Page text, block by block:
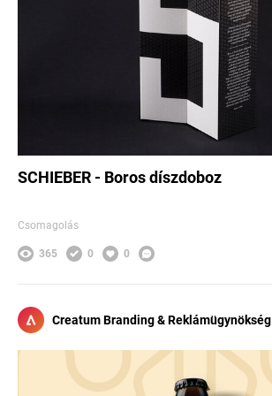
SCHIEBER - Boros díszdoboz
Csomagolás
365 0 0
Creatum Branding & Reklámügynökség